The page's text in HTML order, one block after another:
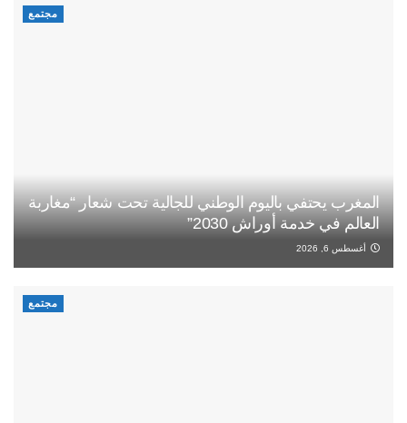
مجتمع
المغرب يحتفي باليوم الوطني للجالية تحت شعار “مغاربة
العالم في خدمة أوراش 2030”
أغسطس 6, 2026
مجتمع